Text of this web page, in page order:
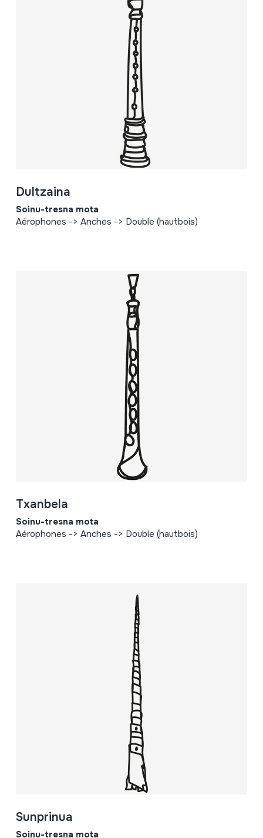
Dultzaina
Soinu-tresna mota
Aérophones -> Anches -> Double (hautbois)
Txanbela
Soinu-tresna mota
Aérophones -> Anches -> Double (hautbois)
Sunprinua
Soinu-tresna mota